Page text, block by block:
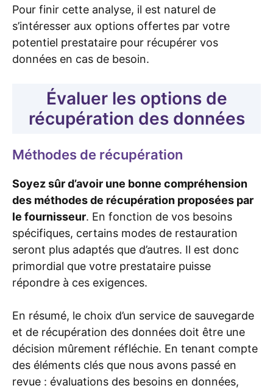
Pour finir cette analyse, il est naturel de
s’intéresser aux options offertes par votre
potentiel prestataire pour récupérer vos
données en cas de besoin.
Évaluer les options de
récupération des données
Méthodes de récupération
Soyez sûr d’avoir une bonne compréhension
des méthodes de récupération proposées par
le fournisseur. En fonction de vos besoins
spécifiques, certains modes de restauration
seront plus adaptés que d’autres. Il est donc
primordial que votre prestataire puisse
répondre à ces exigences.
En résumé, le choix d’un service de sauvegarde
et de récupération des données doit être une
décision mûrement réfléchie. En tenant compte
des éléments clés que nous avons passé en
revue : évaluations des besoins en données,